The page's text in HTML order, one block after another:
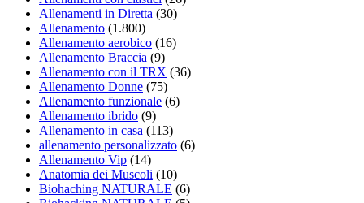
Allenamenti in Diretta (30)
Allenamento (1.800)
Allenamento aerobico (16)
Allenamento Braccia (9)
Allenamento con il TRX (36)
Allenamento Donne (75)
Allenamento funzionale (6)
Allenamento ibrido (9)
Allenamento in casa (113)
allenamento personalizzato (6)
Allenamento Vip (14)
Anatomia dei Muscoli (10)
Biohaching NATURALE (6)